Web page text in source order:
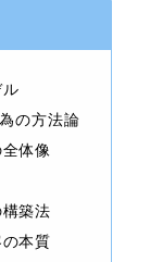
の方法論
体像
築法
本質